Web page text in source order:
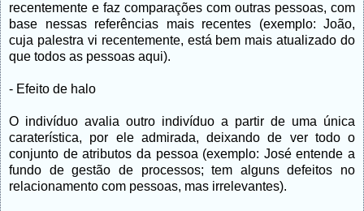
recentemente e faz comparações com outras pessoas, com
base nessas referências mais recentes (exemplo: João,
cuja palestra vi recentemente, está bem mais atualizado do
que todos as pessoas aqui).
- Efeito de halo
O indivíduo avalia outro indivíduo a partir de uma única
caraterística, por ele admirada, deixando de ver todo o
conjunto de atributos da pessoa (exemplo: José entende a
fundo de gestão de processos; tem alguns defeitos no
relacionamento com pessoas, mas irrelevantes).